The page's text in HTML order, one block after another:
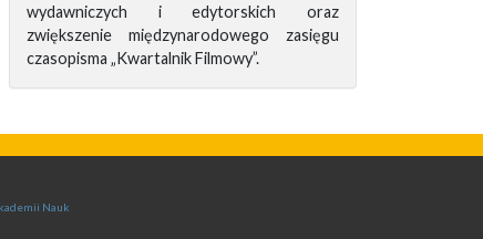
wydawniczych i edytorskich oraz
zwiększenie międzynarodowego zasięgu
czasopisma „Kwartalnik Filmowy”.
Nauk